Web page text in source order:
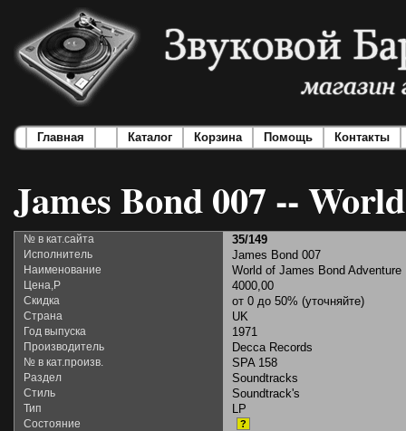
Главная Каталог Корзина Помощь Контакты
James Bond 007 --
№ в кат.сайта 35/149
Исполнитель James Bond 007
Наименование World of James Bond Adventure
Цена,Р 4000,00
Скидка от 0 до 50% (уточняйте)
Страна UK
Год выпуска 1971
Производитель Decca Records
№ в кат.произв. SPA 158
Раздел Soundtracks
Стиль Soundtrack's
Тип LP
Состояние ?